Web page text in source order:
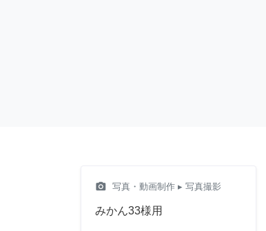
camera_alt 写真・動画制作 ▸ 写真撮影
みかん33様用